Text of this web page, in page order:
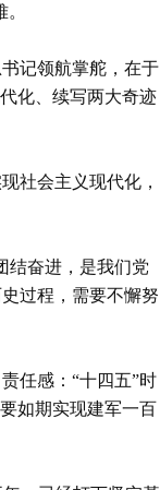
记领航掌舵，在于
化、续写两大奇迹
社会主义现代化，
结奋进，是我们党
过程，需要不懈努
任感：“十四五”时
如期实现建军一百